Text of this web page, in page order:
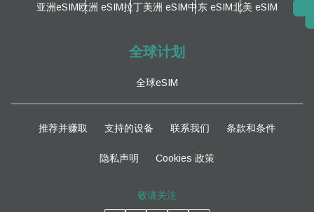
亚洲eSIM欧洲 eSIM拉丁美洲 eSIM中东 eSIM北美 eSIM
全球计划
全球eSIM
推荐并赚取 支持的设备 联系我们 条款和条件
隐私声明 Cookies 政策
敬请关注